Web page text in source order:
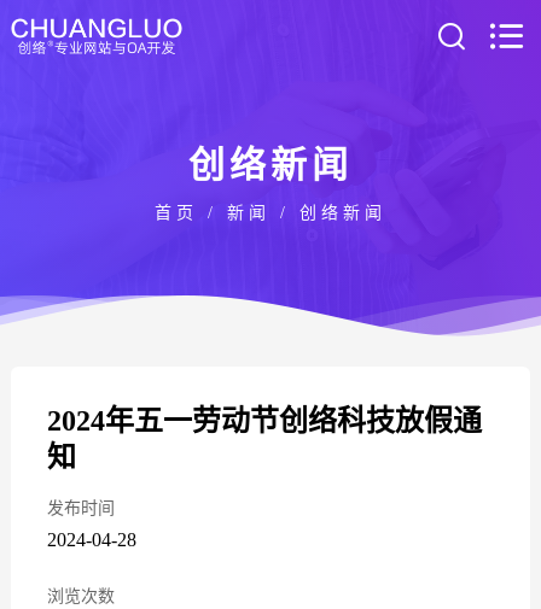
创络新闻
首页 / 新闻 / 创络新闻
2024年五一劳动节创络科技放假通
知
发布时间
2024-04-28
浏览次数